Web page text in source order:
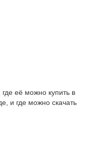
её можно купить в
и где можно скачать